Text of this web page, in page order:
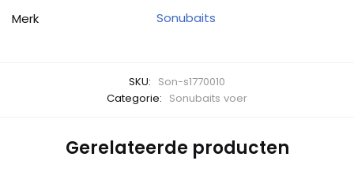
Merk
Sonubaits
SKU: Son-s1770010
Categorie: Sonubaits voer
Gerelateerde producten